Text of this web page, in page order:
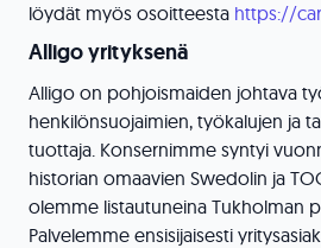
löydät myös osoitteesta https://
Alligo yrityksenä
Alligo on pohjoismaiden johtava
henkilönsuojaimien, työkalujen ja
tuottaja. Konsernimme syntyi
historian omaavien Swedolin ja
olemme listautuneina Tukholman
Palvelemme ensisijaisesti